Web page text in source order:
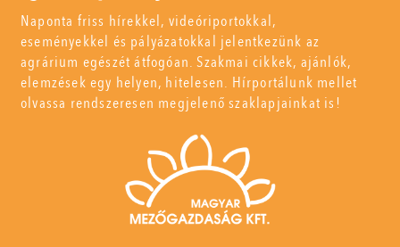
Naponta friss hírekkel, videóriportokkal,
eseményekkel és pályázatokkal jelentkezünk az
agrárium egészét átfogóan. Szakmai cikkek, ajánlók,
elemzések egy helyen, hitelesen. Hírportálunk mellet
olvassa rendszeresen megjelenő szaklapjainkat is!